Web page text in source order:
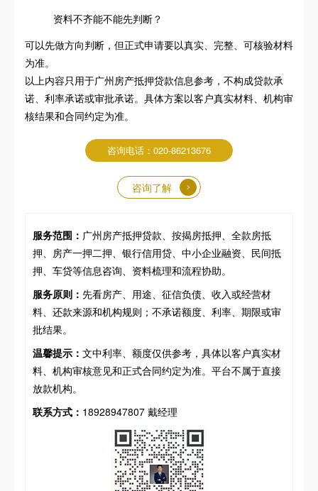
资料不齐能不能先判断？
可以先做方向判断，但正式申请要以真实、完整、可核验材料
为准。
以上内容只用于广州房产抵押贷款信息参考，不构成贷款承
诺、利率承诺或审批承诺。具体方案以客户真实材料、机构审
核结果和合同约定为准。
咨询电话：020-86213676
咨询了解
服务范围： 广州房产抵押贷款、按揭房抵押、全款房抵
押、房产一押二押、银行信用贷、中小企业融资、民间抵
押、车贷等信息咨询、资料梳理和流程协助。
服务原则： 先看房产、用途、征信负债、收入或经营材
料、还款来源和机构规则；不承诺额度、利率、期限或审
批结果。
温馨提示： 文中利率、额度仅供参考，具体以客户真实材
料、机构审核意见和正式合同约定为准。平台不属于直接
放款机构。
联系方式： 18928947807 戴经理